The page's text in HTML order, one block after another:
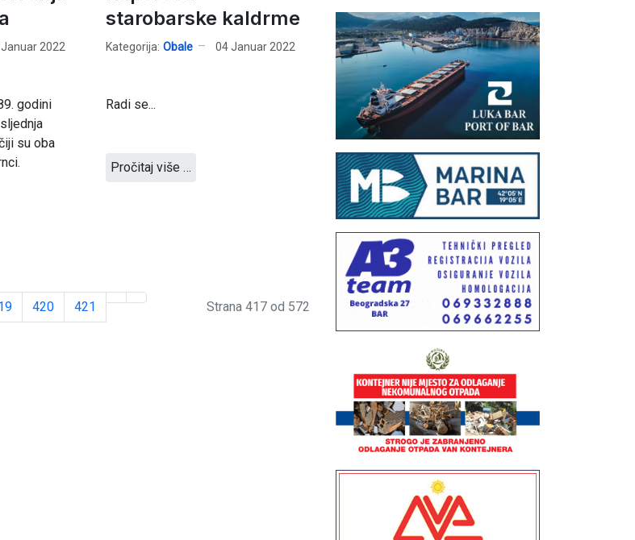
2022
godini
su oba
starobarske kaldrme
Kategorija: Obale 04 Januar 2022
Radi se...
Pročitaj više …
420 421 Strana 417 od 572